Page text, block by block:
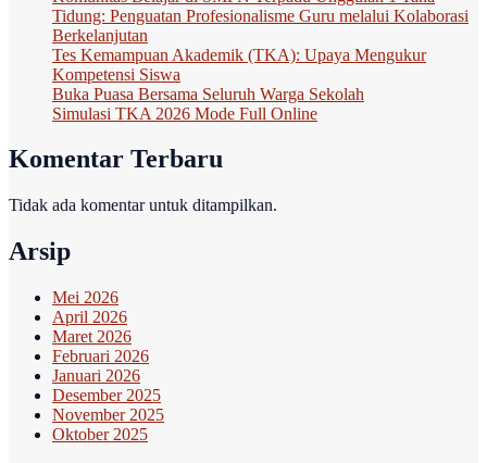
Tidung: Penguatan Profesionalisme Guru melalui Kolaborasi
Berkelanjutan
Tes Kemampuan Akademik (TKA): Upaya Mengukur
Kompetensi Siswa
Buka Puasa Bersama Seluruh Warga Sekolah
Simulasi TKA 2026 Mode Full Online
Komentar Terbaru
Tidak ada komentar untuk ditampilkan.
Arsip
Mei 2026
April 2026
Maret 2026
Februari 2026
Januari 2026
Desember 2025
November 2025
Oktober 2025